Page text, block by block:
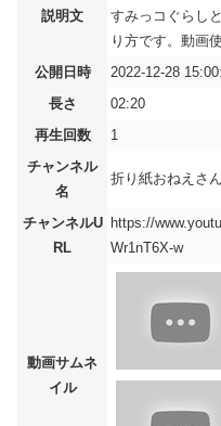
説明文
すみっコぐらし
り方です。動画
公開日時
2022-12-28
長さ
02:20
再生回数
1
チャンネル
名
折り紙おねえさ
チャンネルU
RL
https://
Wr1nT6X-w
動画サムネ
イル